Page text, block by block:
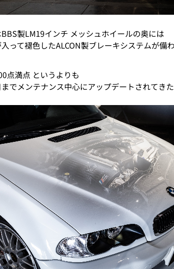
製LM19インチ メッシュホイールの奥には
って褪色したALCON製ブレーキシステムが備
点満点 というよりも
でメンテナンス中心にアップデートされてき